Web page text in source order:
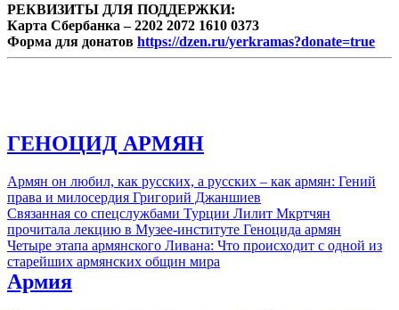
РЕКВИЗИТЫ ДЛЯ ПОДДЕРЖКИ:
Карта Сбербанка – 2202 2072 1610 0373
Форма для донатов https://dzen.ru/yerkramas?donate=true
ГЕНОЦИД АРМЯН
Армян он любил, как русских, а русских – как армян: Гений
права и милосердия Григорий Джаншиев
Связанная со спецслужбами Турции Лилит Мкртчян
прочитала лекцию в Музее-институте Геноцида армян
Четыре этапа армянского Ливана: Что происходит с одной из
старейших армянских общин мира
Армия